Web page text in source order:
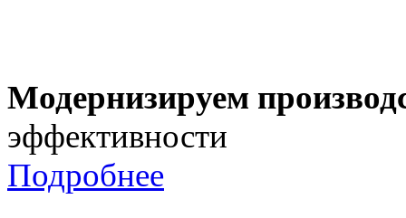
Модернизируем
эффективности
Подробнее